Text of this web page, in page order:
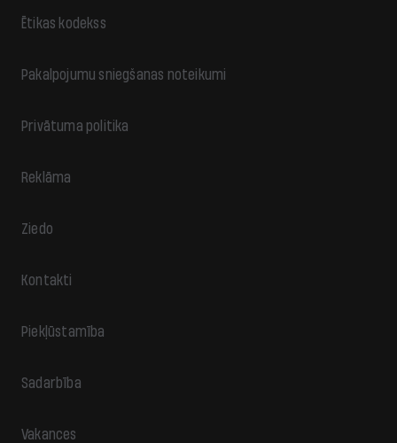
Ētikas kodekss
Pakalpojumu sniegšanas noteikumi
Privātuma politika
Reklāma
Ziedo
Kontakti
Piekļūstamība
Sadarbība
Vakances